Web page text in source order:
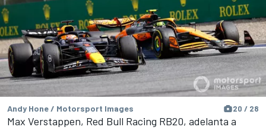
Andy Hone / Motorsport Images 20 / 28
Max Verstappen, Red Bull Racing RB20, adelanta a